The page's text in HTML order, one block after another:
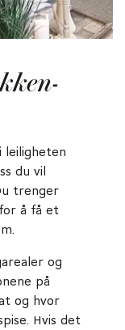
leiligheten
du vil
trenger
å få et
og
på
og hvor
Hvis det